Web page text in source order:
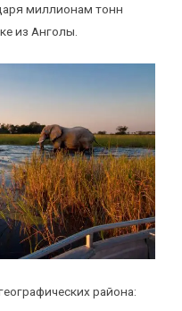
миллионам тонн
из Анголы.
района: